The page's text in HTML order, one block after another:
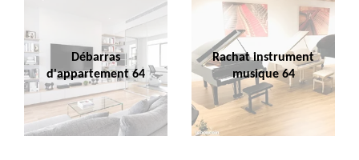
Débarras
d'appartement 64
Rachat instrument
musique 64